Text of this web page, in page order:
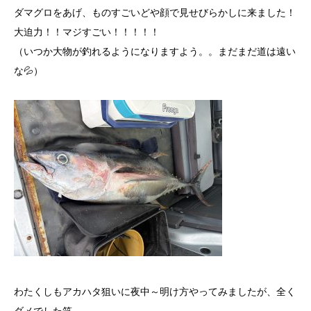
ダマグロをあげ、ものすごいどや顔で見せびらかしに来ました！
大迫力！！マジすごい！！！！！
（いつか大物が釣れるようになりますよう。。まだまだ道は遠い
な💦）
わたくしもアカハタ狙いに夜中～明け方やってみましたが、全く